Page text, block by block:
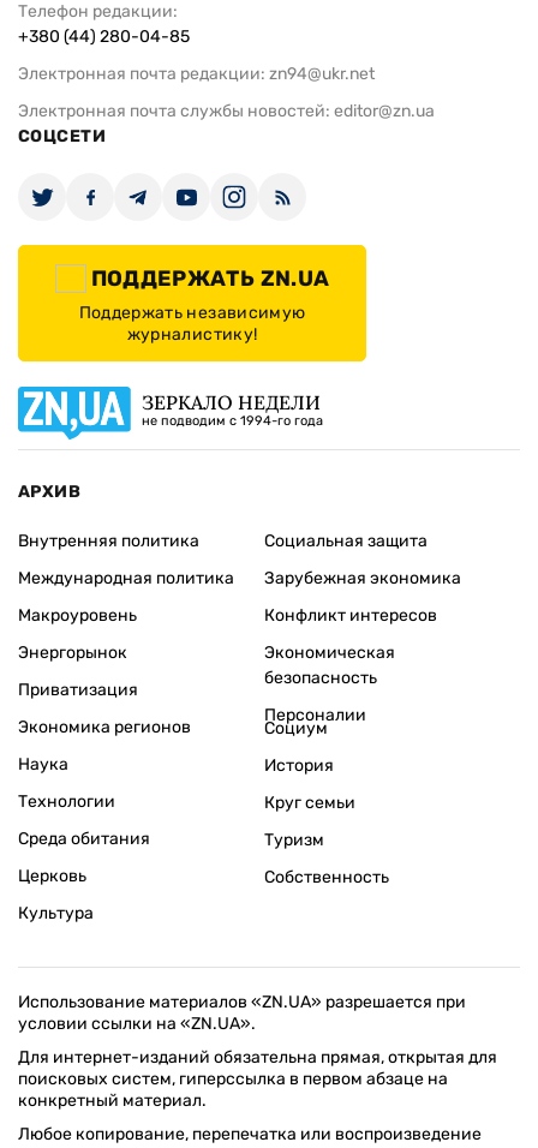
Телефон редакции:
+380 (44) 280-04-85
Электронная почта редакции: zn94@ukr.net
Электронная почта службы новостей: editor@zn.ua
СОЦСЕТИ
ПОДДЕРЖАТЬ ZN.UA
Поддержать независимую
журналистику!
ЗЕРКАЛО НЕДЕЛИ
не подводим с 1994-го года
АРХИВ
Внутренняя политика
Международная политика
Макроуровень
Энергорынок
Приватизация
Экономика регионов
Социальная защита
Зарубежная экономика
Конфликт интересов
Экономическая
безопасность
Персоналии
Наука
Технологии
Среда обитания
Церковь
Культура
Социум
История
Круг семьи
Туризм
Собственность
Использование материалов «ZN.UA» разрешается при
условии ссылки на «ZN.UA».
Для интернет-изданий обязательна прямая, открытая для
поисковых систем, гиперссылка в первом абзаце на
конкретный материал.
Любое копирование, перепечатка или воспроизведение